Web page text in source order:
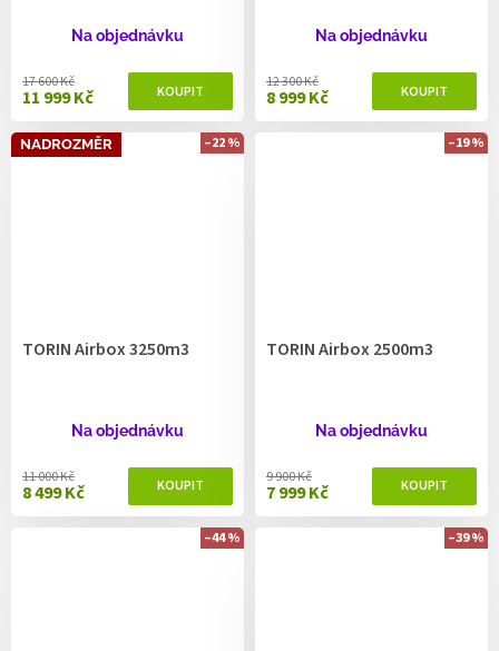
Na objednávku
11 999 Kč
17 600 Kč
Na objednávku
8 999 Kč
12 300 Kč
NADROZMĚR –22 %
TORIN Airbox 3250m3
Na objednávku
8 499 Kč
11 000 Kč
–19 %
TORIN Airbox 2500m3
Na objednávku
7 999 Kč
9 900 Kč
–44 % –39 %